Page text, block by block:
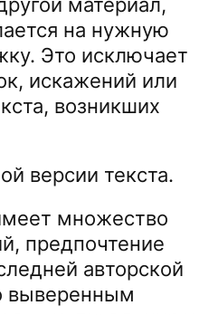
на нужную
Это исключает
искажений или
возникших
версии текста.
множество
предпочтение
авторской
выверенным